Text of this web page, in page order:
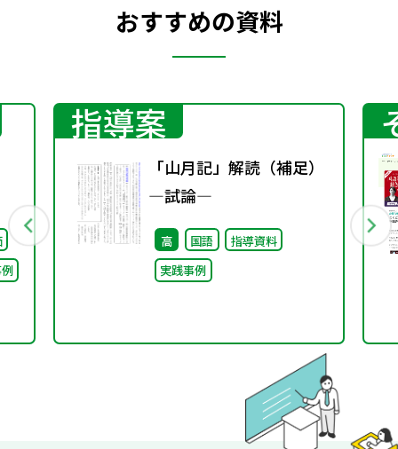
おすすめの資料
指導案
「山月記」解読（補足）
―試論―
高 国語
指導資料
実践事例